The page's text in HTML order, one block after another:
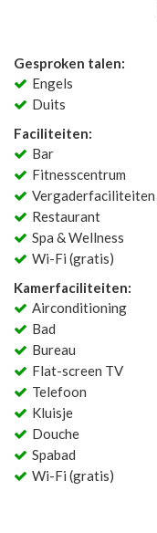
Gesproken talen:
Engels
Duits
Faciliteiten:
Bar
Fitnesscentrum
Vergaderfaciliteiten
Restaurant
Spa & Wellness
Wi-Fi (gratis)
Kamerfaciliteiten:
Airconditioning
Bad
Bureau
Flat-screen TV
Telefoon
Kluisje
Douche
Spabad
Wi-Fi (gratis)